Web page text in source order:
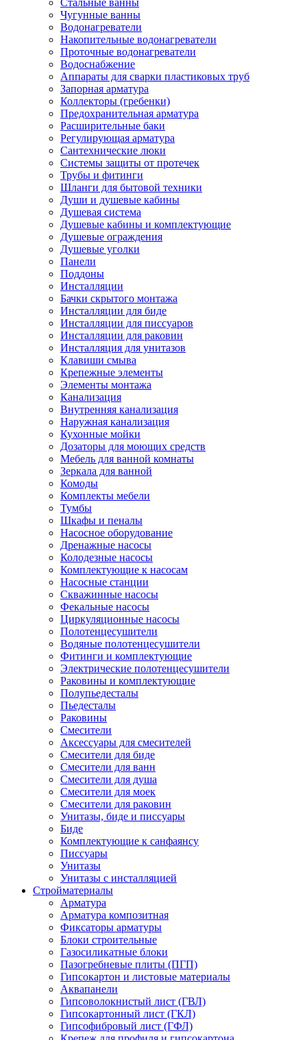
Чугунные ванны
Водонагреватели
Накопительные водонагреватели
Проточные водонагреватели
Водоснабжение
Аппараты для сварки пластиковых труб
Запорная арматура
Коллекторы (гребенки)
Предохранительная арматура
Расширительные баки
Регулирующая арматура
Сантехнические люки
Системы защиты от протечек
Трубы и фитинги
Шланги для бытовой техники
Души и душевые кабины
Душевая система
Душевые кабины и комплектующие
Душевые ограждения
Душевые уголки
Панели
Поддоны
Инсталляции
Бачки скрытого монтажа
Инсталляции для биде
Инсталляции для писсуаров
Инсталляции для раковин
Инсталляция для унитазов
Клавиши смыва
Крепежные элементы
Элементы монтажа
Канализация
Внутренняя канализация
Наружная канализация
Кухонные мойки
Дозаторы для моющих средств
Мебель для ванной комнаты
Зеркала для ванной
Комоды
Комплекты мебели
Тумбы
Шкафы и пеналы
Насосное оборудование
Дренажные насосы
Колодезные насосы
Комплектующие к насосам
Насосные станции
Скважинные насосы
Фекальные насосы
Циркуляционные насосы
Полотенцесушители
Водяные полотенцесушители
Фитинги и комплектующие
Электрические полотенцесушители
Раковины и комплектующие
Полупьедесталы
Пьедесталы
Раковины
Смесители
Аксессуары для смесителей
Смесители для биде
Смесители для ванн
Смесители для душа
Смесители для моек
Смесители для раковин
Унитазы, биде и писсуары
Биде
Комплектующие к санфаянсу
Писсуары
Унитазы
Унитазы с инсталляцией
Стройматериалы
Арматура
Арматура композитная
Фиксаторы арматуры
Блоки строительные
Газосиликатные блоки
Пазогребневые плиты (ПГП)
Гипсокартон и листовые материалы
Аквапанели
Гипсоволокнистый лист (ГВЛ)
Гипсокартонный лист (ГКЛ)
Гипсофибровый лист (ГФЛ)